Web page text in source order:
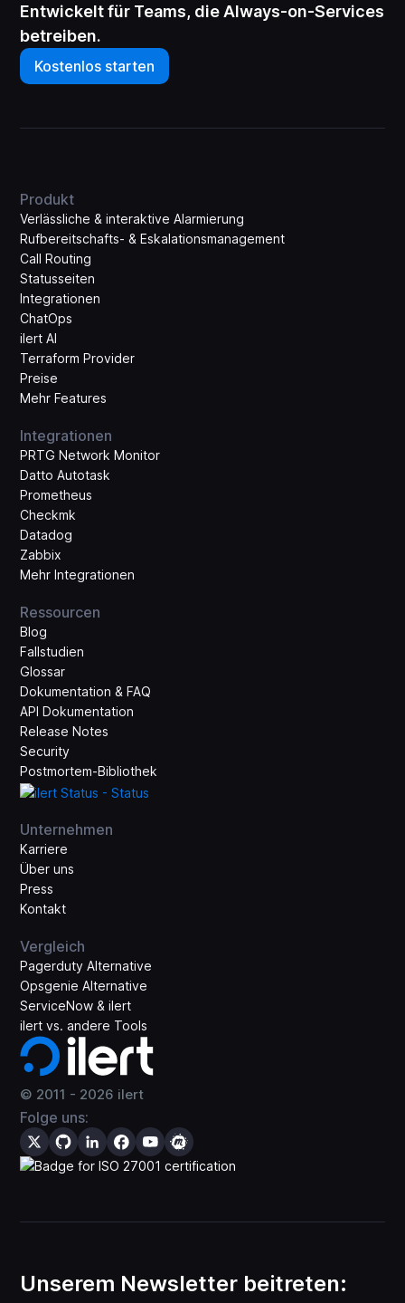
Entwickelt für Teams, die Always-on-Services
betreiben.
Kostenlos starten
© 2011 - 2026 ilert
Folge uns:
Produkt
Verlässliche & interaktive Alarmierung
Rufbereitschafts- & Eskalations­management
Call Routing
Statusseiten
Integrationen
ChatOps
ilert AI
Terraform Provider
Preise
Mehr Features
Integrationen
PRTG Network Monitor
Datto Autotask
Prometheus
Checkmk
Datadog
Zabbix
Mehr Integrationen
Ressourcen
Blog
Fallstudien
Glossar
Dokumentation & FAQ
API Dokumentation
Release Notes
Security
Postmortem-Bibliothek
Unternehmen
Karriere
Über uns
Press
Kontakt
Vergleich
Pagerduty Alternative
Opsgenie Alternative
ServiceNow & ilert
ilert vs. andere Tools
Unserem Newsletter beitreten: